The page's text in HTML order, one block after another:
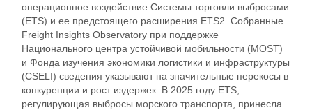
операционное воздействие Системы торговли выбросами
(ETS) и ее предстоящего расширения ETS2. Собранные
Freight Insights Observatory при поддержке
Национального центра устойчивой мобильности (MOST)
и Фонда изучения экономики логистики и инфраструктуры
(CSELI) сведения указывают на значительные перекосы в
конкуренции и рост издержек. В 2025 году ETS,
регулирующая выбросы морского транспорта, принесла